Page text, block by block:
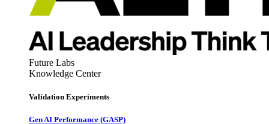
Future Labs
Knowledge Center
Validation Experiments
Gen AI Performance (GASP)